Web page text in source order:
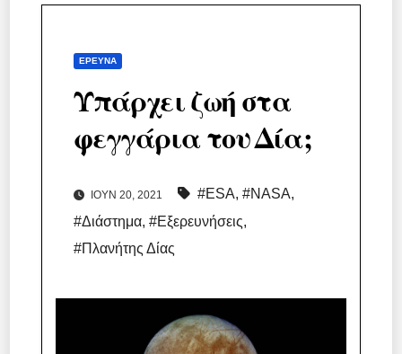
ΈΡΕΥΝΑ
Υπάρχει ζωή στα
φεγγάρια του Δία;
ΙΟΎΝ 20, 2021 #ESA,#NASA,
#Διάστημα,#Εξερευνήσεις,
#Πλανήτης Δίας